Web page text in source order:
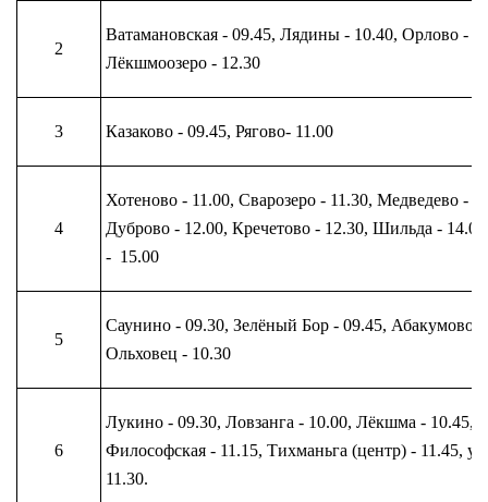
2
Ватамановская - 09.45, Лядины - 10.40, Орлово -
Лёкшмоозеро - 12.30
3 Казаково - 09.45, Рягово- 11.00
4
Хотеново - 11.00, Сварозеро - 11.30, Медведево -
Дуброво - 12.00, Кречетово - 12.30, Шильда -
- 15.00
5
Саунино - 09.30, Зелёный Бор - 09.45, Абакумово -
Ольховец - 10.30
6
Лукино - 09.30, Ловзанга - 10.00, Лёкшма - 10.45,
Философская - 11.15, Тихманьга (центр) - 11.45, у
11.30.